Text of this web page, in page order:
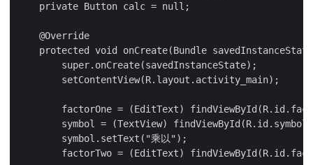
    private Button calc = null;
    @Override
protected void onCreate(Bundle
        super.onCreate(savedInstanceState);
        setContentView(R.layout.activity_main);
factorOne = (EditText)
symbol = (TextView)
        symbol.setText("乘以");
factorTwo = (EditText)